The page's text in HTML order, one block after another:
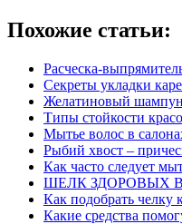
Похожие статьи:
Расческа-
Секреты укладки каре
Желатиновый
Типы стойкости
Мытье волос в
Рыбий хвост –
Как часто следует
ШЕЛК ЗДОРОВЫХ
Как подобрать челку
Какие средства